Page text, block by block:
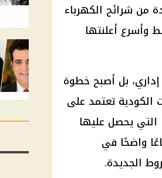
من شرائح الكهرباء
وأسرع أعلنتها
بل أصبح خطوة
الكودية تعتمد على
التي يحصل عليها
واضحًا في
الجديدة.